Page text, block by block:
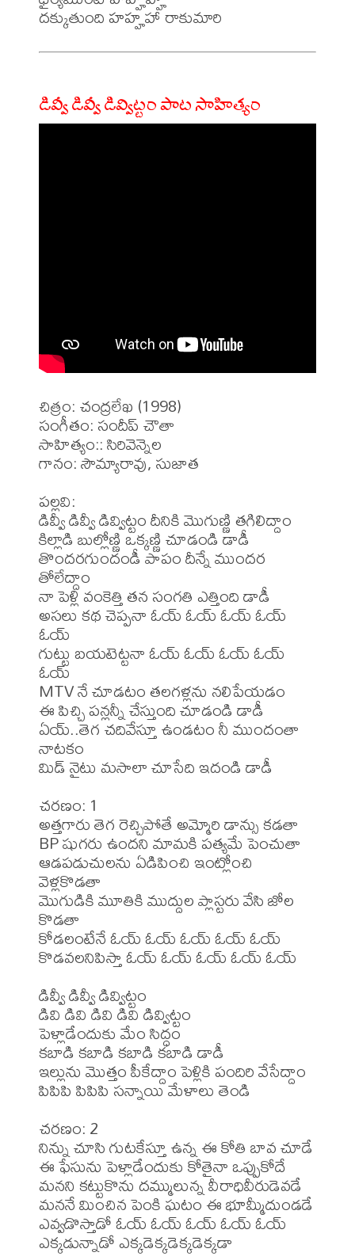
డివ్వీ డివ్వీ డివ్విట్టం పాట సాహిత్యం
చిత్రం: చంద్రలేఖ (1998)
సంగీతం: సందీప్ చౌతా
సాహిత్యం:: సిరివెన్నెల
గానం: సౌమ్యారావు, సుజాత
పల్లవి:
డివ్వీ డివ్వీ డివ్విట్టం దీనికి మొగుణ్ణి తగిలిద్దాం
కిల్లాడి బుల్లోణ్ణి ఒక్కణ్ణి చూడండి డాడీ
తొందరగుందండీ పాపం దీన్నే ముందర
తోలేద్దాం
నా పెళ్లి వంకెత్తి తన సంగతి ఎత్తింది డాడీ
అసలు కథ చెప్పనా ఓయ్ ఓయ్ ఓయ్ ఓయ్
ఓయ్
గుట్టు బయటెట్టనా ఓయ్ ఓయ్ ఓయ్ ఓయ్
ఓయ్
MTV నే చూడటం తలగళ్లను నలిపేయడం
ఈ పిచ్చి పన్లన్నీ చేస్తుంది చూడండి డాడీ
ఏయ్..తెగ చదివేస్తూ ఉండటం నీ ముందంతా
నాటకం
మిడ్ నైటు మసాలా చూసేది ఇదండి డాడీ
చరణం: 1
అత్తగారు తెగ రెచ్చిపోతే అమ్మోరి డాన్సు కడతా
BP షుగరు ఉందని మామకి పత్యమే పెంచుతా
ఆడపడుచులను ఏడిపించి ఇంట్లోంచి
వెళ్లకొడతా
మొగుడికి మూతికి ముద్దుల ప్లాస్టరు వేసి జోల
కొడతా
కోడలంటేనే ఓయ్ ఓయ్ ఓయ్ ఓయ్ ఓయ్
కొడవలనిపిస్తా ఓయ్ ఓయ్ ఓయ్ ఓయ్ ఓయ్
డివ్వీ డివ్వీ డివ్విట్టం
డివి డివి డివి డివి డివ్విట్టం
పెళ్లాడేందుకు మేం సిద్ధం
కబాడి కబాడి కబాడి కబాడి డాడీ
ఇల్లును మొత్తం పీకేద్దాం పెళ్లికి పందిరి వేసేద్దాం
పిపిపి పిపిపి సన్నాయి మేళాలు తెండి
చరణం: 2
నిన్ను చూసి గుటకేస్తూ ఉన్న ఈ కోతి బావ చూడే
ఈ ఫేసును పెళ్లాడేందుకు కోతైనా ఒప్పుకోదే
మనని కట్టుకొను దమ్ములున్న వీరాధివీరుడెవడే
మననే మించిన పెంకి ఘటం ఈ భూమ్మీదుండడే
ఎవ్వడొస్తాడో ఓయ్ ఓయ్ ఓయ్ ఓయ్ ఓయ్
ఎక్కడున్నాడో ఎక్కడెక్కడెక్కడెక్కడా